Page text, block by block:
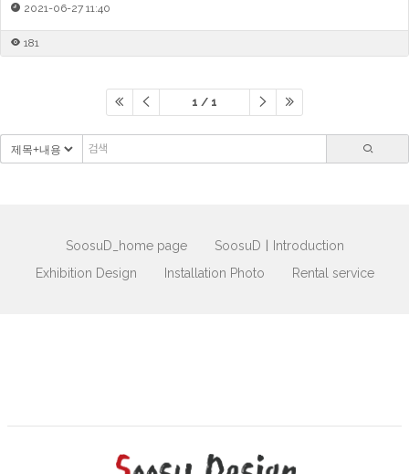
2021-06-27 11:40
181
1 / 1
SoosuD_home page
SoosuDㅣIntroduction
Exhibition Design
Installation Photo Rental service